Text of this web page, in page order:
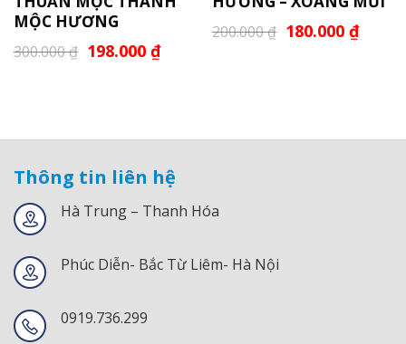
MỘC HƯƠNG
300.000₫ 198.000 ₫
200.000₫ 180.000 ₫
Thông tin liên hệ
Hà Trung – Thanh Hóa
Phúc Diễn- Bắc Từ Liêm- Hà Nội
0919.736.299